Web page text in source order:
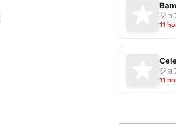
ジョ
11
ジョ
11